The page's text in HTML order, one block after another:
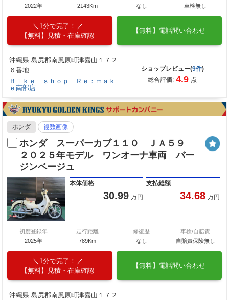
2022年
2143Km
なし
車検無し
1分で完了！
【無料】見積・在庫確認
【無料】電話問い合わせ
沖縄県 島尻郡南風原町津嘉山１７２
６番地
Ｂｉｋｅ ｓｈｏｐ Ｒｅ：ｍａｋ
ｅ南部店
ショップレビュー(9件)
総合評価: 4.9 点
ホンダ 複数画像
ホンダ スーパーカブ１１０ ＪＡ５９
２０２５年モデル ワンオーナ車両 バー
ジンベージュ
本体価格
30.99 万円
支払総額
34.68 万円
初度登録年
2025年
走行距離
789Km
修復歴
なし
車検/自賠責
自賠責保険無し
1分で完了！
【無料】見積・在庫確認
【無料】電話問い合わせ
沖縄県 島尻郡南風原町津嘉山１７２